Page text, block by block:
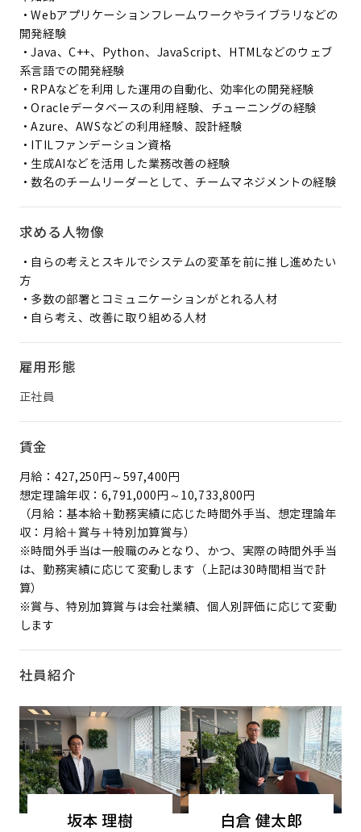
・Webアプリケーションフレームワークやライブラリなどの
開発経験
・Java、C++、Python、JavaScript、HTMLなどのウェブ
系言語での開発経験
・RPAなどを利用した運用の自動化、効率化の開発経験
・Oracleデータベースの利用経験、チューニングの経験
・Azure、AWSなどの利用経験、設計経験
・ITILファンデーション資格
・生成AIなどを活用した業務改善の経験
・数名のチームリーダーとして、チームマネジメントの経験
求める人物像
・自らの考えとスキルでシステムの変革を前に推し進めたい
方
・多数の部署とコミュニケーションがとれる人材
・自ら考え、改善に取り組める人材
雇用形態
正社員
賃金
月給：427,250円～597,400円
想定理論年収：6,791,000円～10,733,800円
（月給：基本給＋勤務実績に応じた時間外手当、想定理論年
収：月給＋賞与＋特別加算賞与）
※時間外手当は一般職のみとなり、かつ、実際の時間外手当
は、勤務実績に応じて変動します（上記は30時間相当で計
算）
※賞与、特別加算賞与は会社業績、個人別評価に応じて変動
します
社員紹介
坂本 理樹 白倉 健太郎